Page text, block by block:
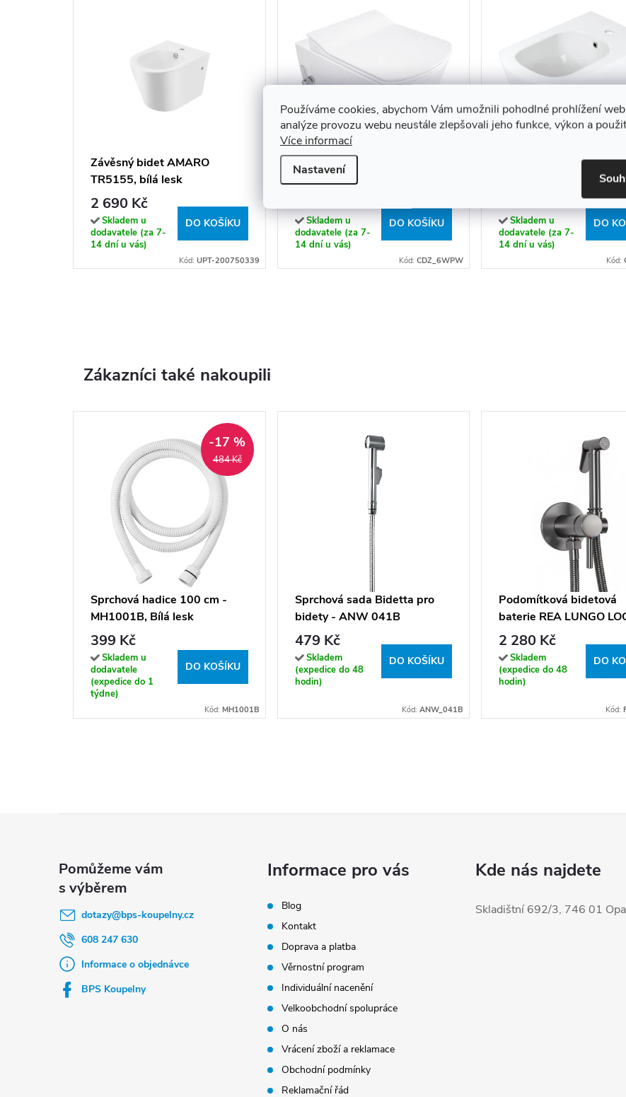
Používáme cookies, abychom Vám umožnili pohodlné prohlížení
analýze provozu webu neustále zlepšovali jeho funkce, výkon a
Více informací
Nastavení
Závěsný bidet AMARO
TR5155, bílá lesk
2 690 Kč
Skladem u
dodavatele (za 7-
14 dní u vás)
DO KOŠÍKU
Kód: UPT-200750339
Závěsný WC komplet bez
příruby s funkcí bidetu Blur –
SoftClose sedátka, bílá
Skladem u
dodavatele (za 7-
14 dní u vás)
DO KOŠÍKU
Kód: CDZ_6WPW
Závěsný bidet Anemon
4 590 Kč
Skladem u
dodavatele (za 7-
14 dní u vás)
DO
Kód:
Zákazníci také nakoupili
484 Kč
-17 %
Sprchová hadice 100 cm -
MH1001B, Bílá lesk
399 Kč
Skladem u
dodavatele
(expedice do 1
týdne)
DO KOŠÍKU
Kód: MH1001B
Sprchová sada Bidetta pro
bidety - ANW 041B
479 Kč
Skladem
(expedice do 48
hodin)
DO KOŠÍKU
Kód: ANW_041B
Podomítková bidetová
baterie REA LUNGO
TITAN
2 280 Kč
Skladem
(expedice do 48
hodin)
DO
Kód:
dotazy@bps-koupelny.cz
608 247 630
Informace o objednávce
BPS Koupelny
Informace pro vás
Blog
Kontakt
Doprava a platba
Věrnostní program
Individuální nacenění
Velkoobchodní spolupráce
O nás
Vrácení zboží a reklamace
Obchodní podmínky
Reklamační řád
Kde nás najdete
Skladištní 692/3, 746 01